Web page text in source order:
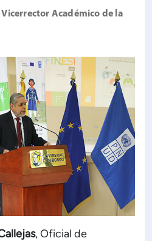
Académico de la
, Oficial de